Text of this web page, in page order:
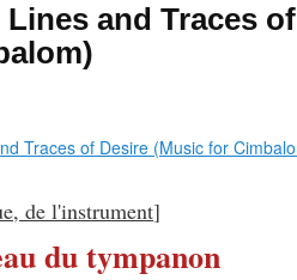
and Traces of
de l'instrument]
du tympanon